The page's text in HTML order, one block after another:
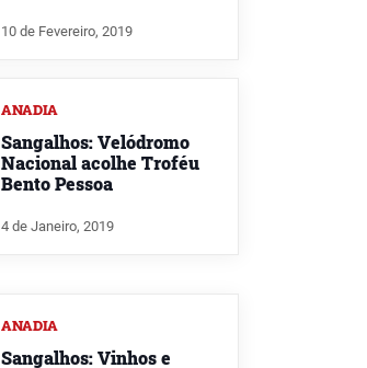
10 de Fevereiro, 2019
ANADIA
Sangalhos: Velódromo
Nacional acolhe Troféu
Bento Pessoa
4 de Janeiro, 2019
ANADIA
Sangalhos: Vinhos e